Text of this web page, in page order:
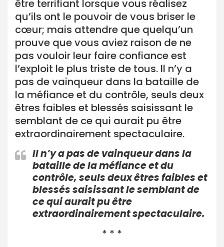
être terrifiant lorsque vous réalisez
qu’ils ont le pouvoir de vous briser le
cœur; mais attendre que quelqu’un
prouve que vous aviez raison de ne
pas vouloir leur faire confiance est
l’exploit le plus triste de tous. Il n’y a
pas de vainqueur dans la bataille de
la méfiance et du contrôle, seuls deux
êtres faibles et blessés saisissant le
semblant de ce qui aurait pu être
extraordinairement spectaculaire.
Il n’y a pas de vainqueur dans la
bataille de la méfiance et du
contrôle, seuls deux êtres faibles et
blessés saisissant le semblant de
ce qui aurait pu être
extraordinairement spectaculaire.
* * *